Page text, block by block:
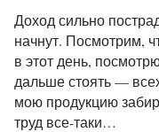
Доход сильно
начнут. Посмотрим,
в этот день,
дальше стоять —
мою продукцию
труд все-таки…